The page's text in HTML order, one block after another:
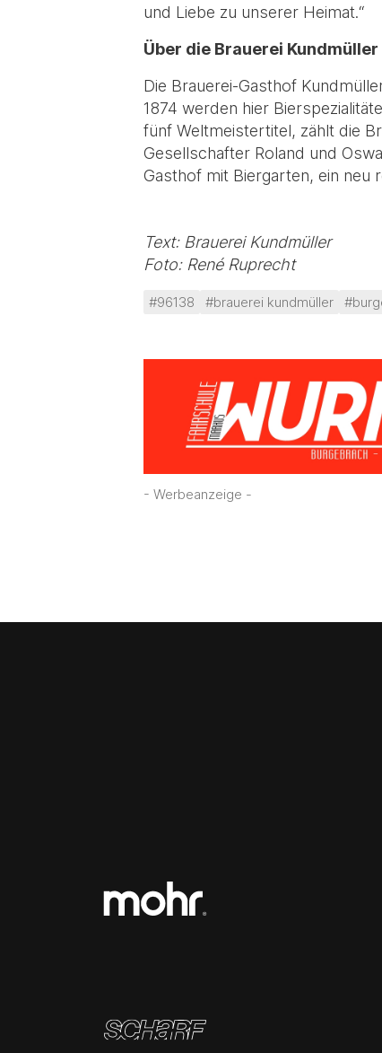
und Liebe zu unserer Heimat.“
Über die Brauerei Kundmüller
Die Brauerei-Gasthof
1874 werden hier
fünf Weltmeistertitel, zählt die
Gesellschafter Roland und
Gasthof mit Biergarten, ein neu
Text: Brauerei Kundmüller
Foto: René Ruprecht
#96138 #brauerei kundmüller
- Werbeanzeige -